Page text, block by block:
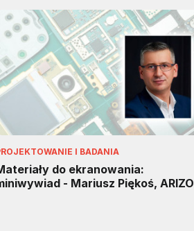
I BADANIA
do ekranowania:
- Mariusz Piękoś, ARIZO